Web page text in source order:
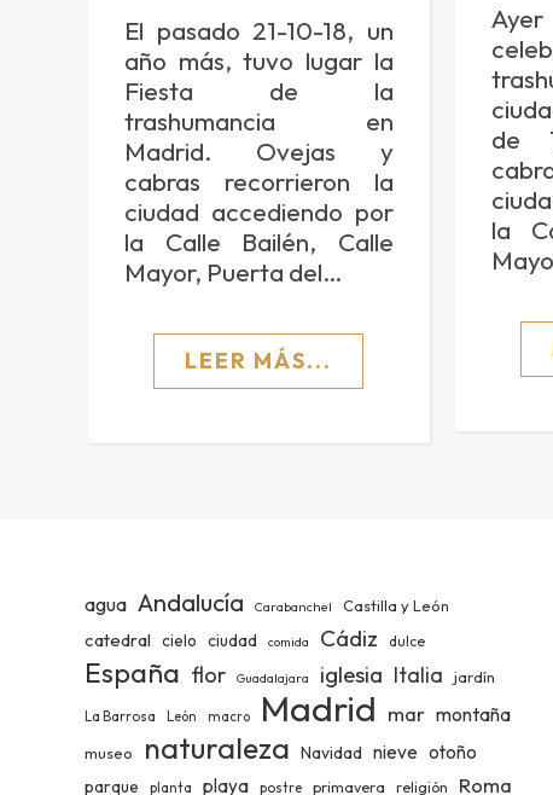
El pasado 21-10-18, un
año más, tuvo lugar la
Fiesta de la
trashumancia en
Madrid. Ovejas y
cabras recorrieron la
ciudad accediendo por
la Calle Bailén, Calle
Mayor, Puerta del…
LEER MÁS...
de
la
agua Andalucía Carabanchel Castilla y León
catedral cielo ciudad comida Cádiz dulce
España flor Guadalajara iglesia Italia jardín
La Barrosa León macro Madrid mar montaña
museo naturaleza Navidad nieve otoño
parque planta playa postre primavera religión Roma